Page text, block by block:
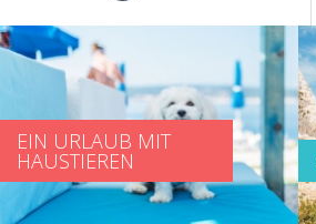
EIN URLAUB MIT
HAUSTIEREN